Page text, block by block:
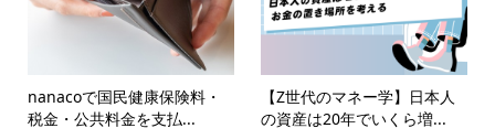
nanacoで国民健康保険料・
税金・公共料金を支払...
【Z世代のマネー学】日本人
の資産は20年でいくら増...